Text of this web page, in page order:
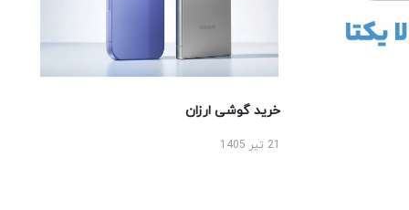
خرید گوشی ارزان